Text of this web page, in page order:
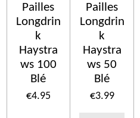
Pailles
Longdrin
k
Haystra
ws 100
Blé
€4.95
Pailles
Longdrin
k
Haystra
ws 50
Blé
€3.99